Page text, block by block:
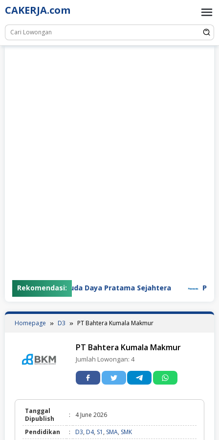
Skip
to
content
CAKERJA.com
Rekomendasi:
PT Garuda Daya Pratama Sejahtera PT
Homepage D3 PT Bahtera Kumala Makmur
PT Bahtera Kumala Makmur
Jumlah Lowongan: 4
Tanggal
Dipublish
: 4 June 2026
Pendidikan : D3, D4, S1 , SMA, SMK